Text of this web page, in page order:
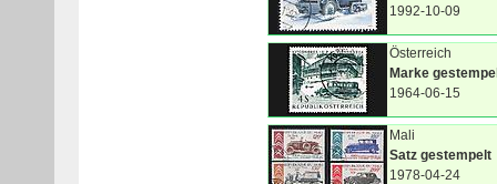
1992-10-09
Österreich
Marke
1964-06-15
Mali
Satz gestempelt
1978-04-24